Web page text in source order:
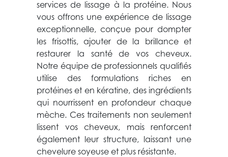
services de lissage à la protéine. Nous
vous offrons une expérience de lissage
exceptionnelle, conçue pour dompter
les frisottis, ajouter de la brillance et
restaurer la santé de vos cheveux.
Notre équipe de professionnels qualifiés
utilise des formulations riches en
protéines et en kératine, des ingrédients
qui nourrissent en profondeur chaque
mèche. Ces traitements non seulement
lissent vos cheveux, mais renforcent
également leur structure, laissant une
chevelure soyeuse et plus résistante.